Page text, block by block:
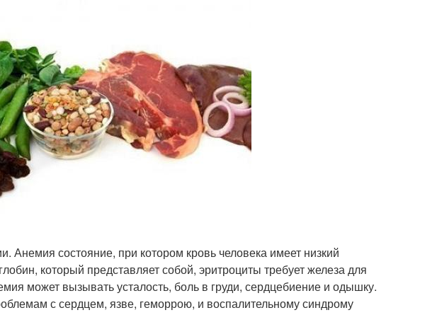
Анемия состояние, при котором кровь человека имеет низкий
который представляет собой, эритроциты требует железа для
может вызывать усталость, боль в груди, сердцебиение и одышку.
с сердцем, язве, геморрою, и воспалительному синдрому